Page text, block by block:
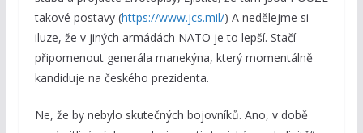
takové postavy (https://www.jcs.mil/) A nedělejme si
iluze, že v jiných armádách NATO je to lepší. Stačí
připomenout generála manekýna, který momentálně
kandiduje na českého prezidenta.
Ne, že by nebylo skutečných bojovníků. Ano, v době